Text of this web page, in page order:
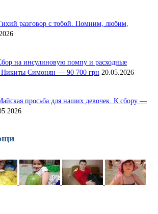
разговор с тобой. Помним, любим,
на инсулиновую помпу и расходные
Никиты Симонян — 90 700 грн 20.05.2026
просьба для наших девочек. К сбору —